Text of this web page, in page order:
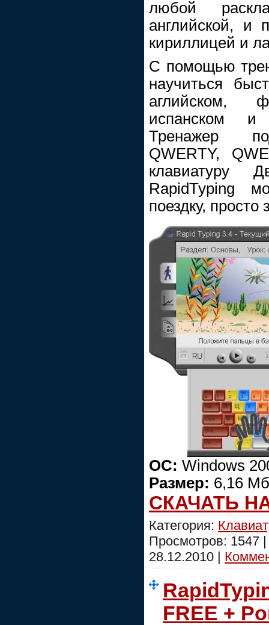
любой
английской, и
кириллицей и
С помощью
научиться
аглийском,
испанском и
Тренажер
QWERTY,
клавиатуру
RapidTyping
поездку,
ОС: Windows
Размер: 6,16
СКАЧАТЬ
Категория:
Просмотров: 1547
28.12.2010 |
FREE +